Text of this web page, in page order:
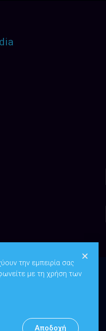
την εμπειρία σας
με τη χρήση των
Αποδοχή